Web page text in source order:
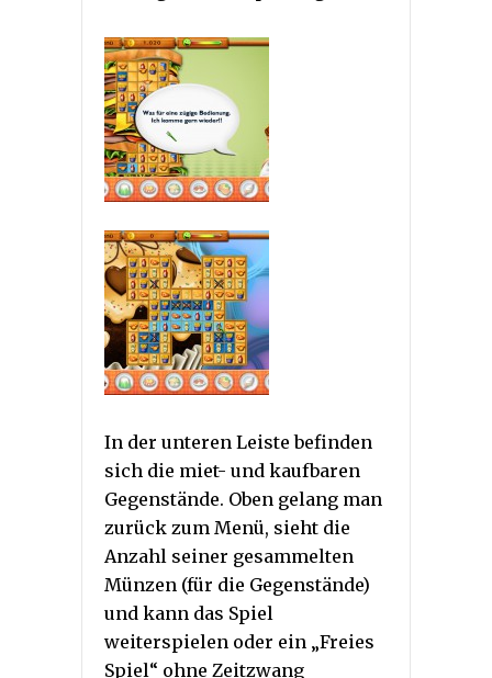
In der unteren Leiste befinden
sich die miet- und kaufbaren
Gegenstände. Oben gelang man
zurück zum Menü, sieht die
Anzahl seiner gesammelten
Münzen (für die Gegenstände)
und kann das Spiel
weiterspielen oder ein „Freies
Spiel“ ohne Zeitzwang